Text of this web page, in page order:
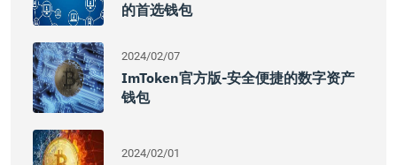
的首选钱包
2024/02/07
ImToken官方版-安全便捷的数字资产
钱包
2024/02/01